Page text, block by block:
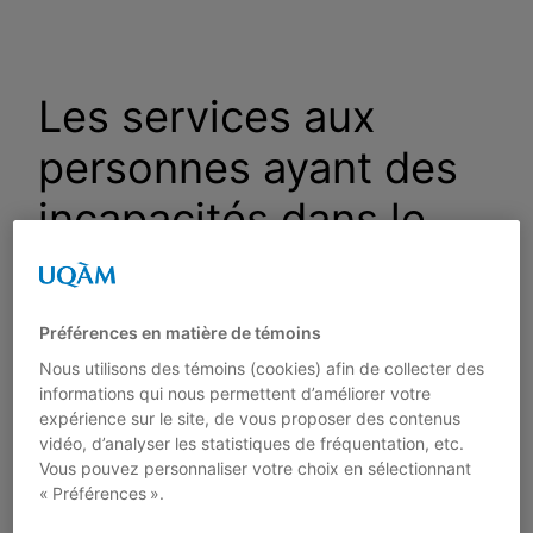
Les services aux
personnes ayant des
incapacités dans le
Bas St-Laurent –
Monographie
régionale
ParJean Proulx
Cahier 04-28 – Avril 2005 – 186 pages
Préférences en matière de témoins
Nous utilisons des témoins (cookies) afin de collecter des
informations qui nous permettent d’améliorer votre
expérience sur le site, de vous proposer des contenus
vidéo, d’analyser les statistiques de fréquentation, etc.
Vous pouvez personnaliser votre choix en sélectionnant
« Préférences ».